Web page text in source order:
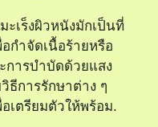
เร็งผิวหนังมักเป็นที่
กำจัดเนื้อร้ายหรือ
การบำบัดด้วยแสง
ธีการรักษาต่าง ๆ
เตรียมตัวให้พร้อม.